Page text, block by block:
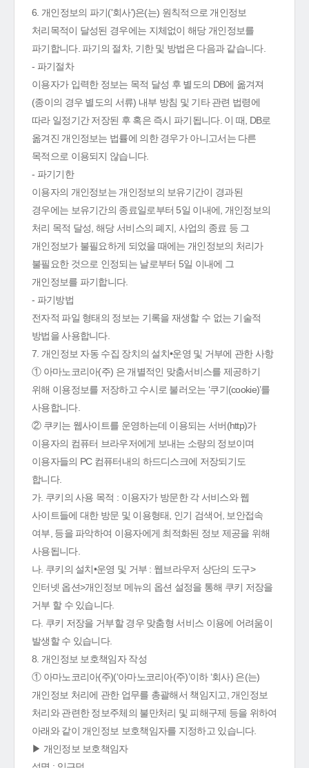
6. 개인정보의 파기('회사')은(는) 원칙적으로 개인정보
처리목적이 달성된 경우에는 지체없이 해당 개인정보를
파기합니다. 파기의 절차, 기한 및 방법은 다음과 같습니다.
- 파기절차
이용자가 입력한 정보는 목적 달성 후 별도의 DB에 옮겨져
(종이의 경우 별도의 서류) 내부 방침 및 기타 관련 법령에
따라 일정기간 저장된 후 혹은 즉시 파기됩니다. 이 때, DB로
옮겨진 개인정보는 법률에 의한 경우가 아니고서는 다른
목적으로 이용되지 않습니다.
- 파기기한
이용자의 개인정보는 개인정보의 보유기간이 경과된
경우에는 보유기간의 종료일로부터 5일 이내에, 개인정보의
처리 목적 달성, 해당 서비스의 폐지, 사업의 종료 등 그
개인정보가 불필요하게 되었을 때에는 개인정보의 처리가
불필요한 것으로 인정되는 날로부터 5일 이내에 그
개인정보를 파기합니다.
- 파기방법
전자적 파일 형태의 정보는 기록을 재생할 수 없는 기술적
방법을 사용합니다.
7. 개인정보 자동 수집 장치의 설치•운영 및 거부에 관한 사항
① 아마노코리아(주) 은 개별적인 맞춤서비스를 제공하기
위해 이용정보를 저장하고 수시로 불러오는 ‘쿠기(cookie)’를
사용합니다.
② 쿠키는 웹사이트를 운영하는데 이용되는 서버(http)가
이용자의 컴퓨터 브라우저에게 보내는 소량의 정보이며
이용자들의 PC 컴퓨터내의 하드디스크에 저장되기도
합니다.
가. 쿠키의 사용 목적 : 이용자가 방문한 각 서비스와 웹
사이트들에 대한 방문 및 이용형태, 인기 검색어, 보안접속
여부, 등을 파악하여 이용자에게 최적화된 정보 제공을 위해
사용됩니다.
나. 쿠키의 설치•운영 및 거부 : 웹브라우저 상단의 도구>
인터넷 옵션>개인정보 메뉴의 옵션 설정을 통해 쿠키 저장을
거부 할 수 있습니다.
다. 쿠키 저장을 거부할 경우 맞춤형 서비스 이용에 어려움이
발생할 수 있습니다.
8. 개인정보 보호책임자 작성
① 아마노코리아(주)(‘아마노코리아(주)’이하 ‘회사) 은(는)
개인정보 처리에 관한 업무를 총괄해서 책임지고, 개인정보
처리와 관련한 정보주체의 불만처리 및 피해구제 등을 위하여
아래와 같이 개인정보 보호책임자를 지정하고 있습니다.
▶ 개인정보 보호책임자